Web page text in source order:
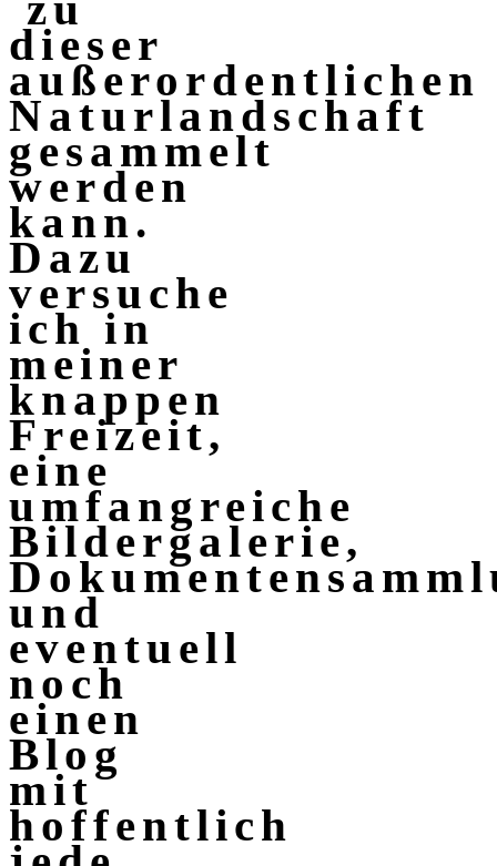
dieser
außerordentlichen
Naturlandschaft
gesammelt
werden
kann.
Dazu
versuche
ich in
meiner
knappen
Freizeit,
eine
umfangreiche
Bildergalerie,
und
eventuell
noch
einen
Blog
mit
hoffentlich